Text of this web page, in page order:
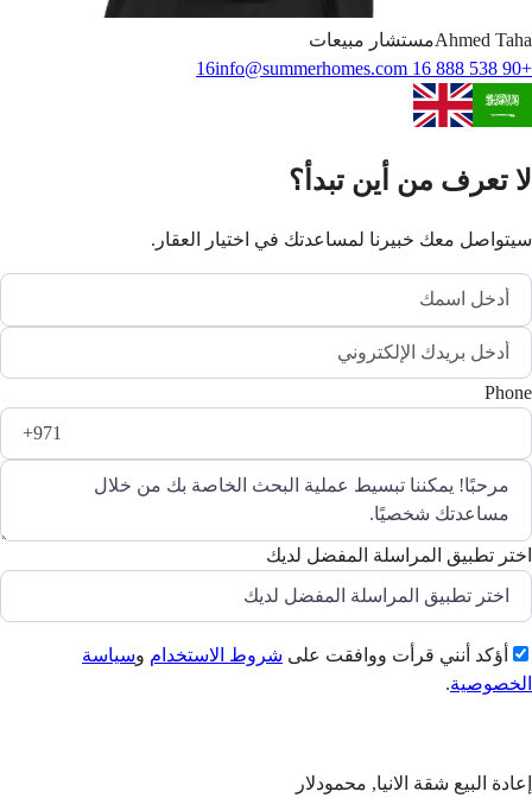
Ahmed Taha
مستشار مبيعات
+90 538 888 16 16
info@summerhomes.com
لا تعرف من أين تبدأ؟
سيتواصل معك خبيرنا لمساعدتك في اختيار العقار.
Phone
اختر تطبيق المراسلة المفضل لديك
أؤكد أنني قرأت ووافقت على شروط الاستخدام وسياسة
الخصوصية.
إعادة البيع شقة الانيا, محمودلار